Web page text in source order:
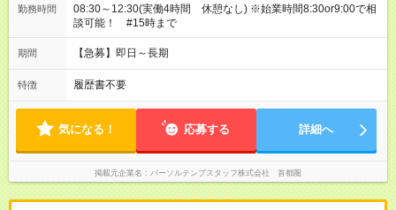
勤務時間
08:30～12:30(実働4時間 休憩なし) ※始業時間8:30or9:00で相
談可能！ #15時まで
期間 【急募】即日～長期
特徴 履歴書不要
気になる！ 応募する 詳細へ
掲載元企業名 パーソルテンプスタッフ株式会社 首都圏